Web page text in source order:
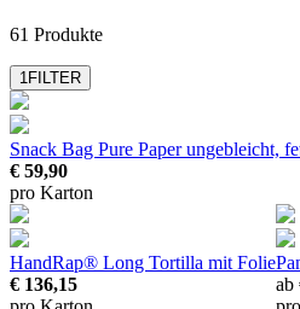
mehr anzeigen
61 Produkte
1FILTER
Snack Bag Pure Paperungebleicht,
€ 59,90
pro Karton
HandRap® Long Tortilla mit Folie
€ 136,15
ab